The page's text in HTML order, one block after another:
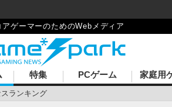
アゲーマーのためのWebメディア
ランキング
特集 PCゲーム 家庭用